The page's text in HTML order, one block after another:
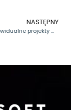
NASTĘPNY
Dlaczego indywidualne projekty warto stawiać na VPS lub serwerze dedykowanym, a nie na hostingu współdzielonym